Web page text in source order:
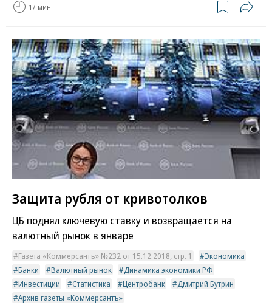
17 мин.
Защита рубля от кривотолков
ЦБ поднял ключевую ставку и возвращается на
валютный рынок в январе
Газета «Коммерсантъ» №232 от 15.12.2018, стр. 1
Экономика
Банки
Валютный рынок
Динамика экономики РФ
Инвестиции
Статистика Центробанк
Дмитрий Бутрин
Архив газеты «Коммерсантъ»